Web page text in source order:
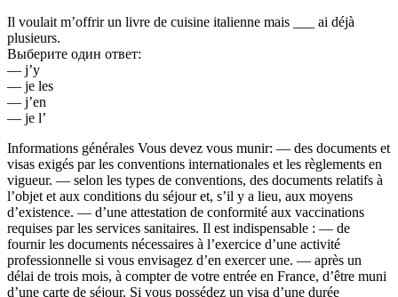
Il voulait m’offrir un livre de cuisine italienne mais ___ ai déjà
plusieurs.
Выберите один ответ:
— j’y
— je les
— j’en
— je l’
Informations générales Vous devez vous munir: — des documents et
visas exigés par les conventions internationales et les règlements en
vigueur. — selon les types de conventions, des documents relatifs à
l’objet et aux conditions du séjour et, s’il y a lieu, aux moyens
d’existence. — d’une attestation de conformité aux vaccinations
requises par les services sanitaires. Il est indispensable : — de
fournir les documents nécessaires à l’exercice d’une activité
professionnelle si vous envisagez d’en exercer une. — après un
délai de trois mois, à compter de votre entrée en France, d’être muni
d’une carte de séjour. Si vous possédez un visa d’une durée